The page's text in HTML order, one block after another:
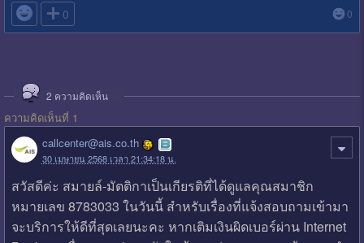
 0 0
2 ความคิดเห็น
ความคิดเห็นที่ 1
callcenter@ais.co.th
30 เมษายน 2568 เวลา 21:34:18 น.
สวัสดีค่ะ สมายล์-มัตติกาเป็นเกียรติที่ได้ดูแลคุณสมาชิก
หมายเลข 8783033 ในวันนี้ สำหรับเรื่องที่แจ้งสอบถามเข้ามา
จะบริการให้ดีที่สุดเลยนะคะ หากเติมเงินผิดเบอร์ผ่าน Internet